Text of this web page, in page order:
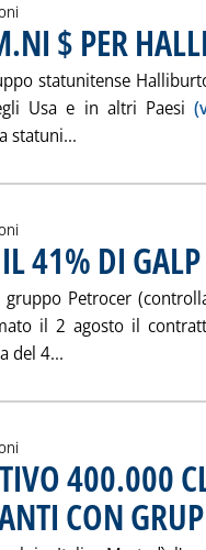
$ PER
statunitense
Usa e in altri Paesi
statuni...
IL 41% DI GALP.
Petrocer
il 2 agosto il
del 4...
400.000
CON